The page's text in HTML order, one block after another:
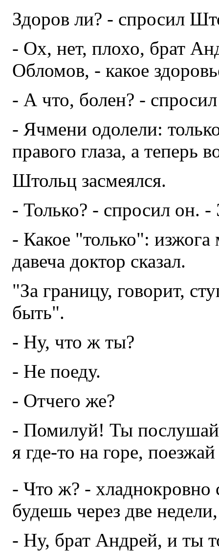
Здоров ли? - спросил
- Ох, нет, плохо, брат
Обломов, - какое
- А что, болен? -
- Ячмени одолели:
правого глаза, а теперь
Штольц засмеялся.
- Только? - спросил он. -
- Какое "только":
давеча доктор сказал.
"За границу, говорит,
быть".
- Ну, что ж ты?
- Не поеду.
- Отчего же?
- Помилуй! Ты
я где-то на горе,
- Что ж? -
будешь через две
- Ну, брат Андрей, и ты